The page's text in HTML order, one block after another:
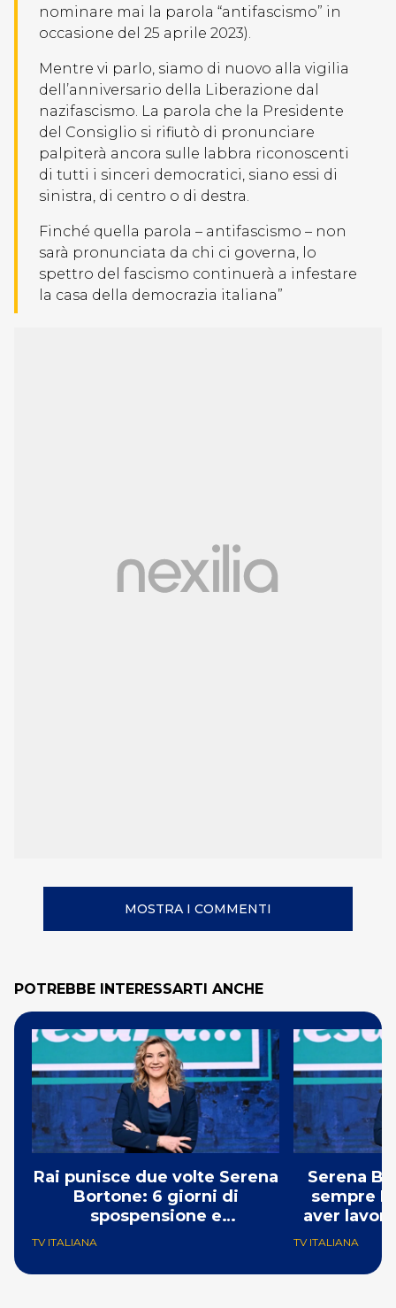
nominare mai la parola “antifascismo” in
occasione del 25 aprile 2023).
Mentre vi parlo, siamo di nuovo alla vigilia
dell’anniversario della Liberazione dal
nazifascismo. La parola che la Presidente
del Consiglio si rifiutò di pronunciare
palpiterà ancora sulle labbra riconoscenti
di tutti i sinceri democratici, siano essi di
sinistra, di centro o di destra.
Finché quella parola – antifascismo – non
sarà pronunciata da chi ci governa, lo
spettro del fascismo continuerà a infestare
la casa della democrazia italiana”
MOSTRA I COMMENTI
POTREBBE INTERESSARTI ANCHE
Rai punisce due volte Serena
Bortone: 6 giorni di
spospensione e
cancellazione di Che Sarà
TV ITALIANA
Serena
sempre
aver
TV ITALIANA